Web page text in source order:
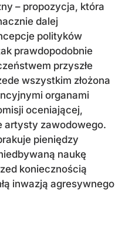
– propozycja, która
dalej
polityków
prawdopodobnie
przyszłe
wszystkim złożona
organami
oceniającej,
artysty zawodowego.
pieniędzy
naukę
koniecznością
inwazją agresywnego